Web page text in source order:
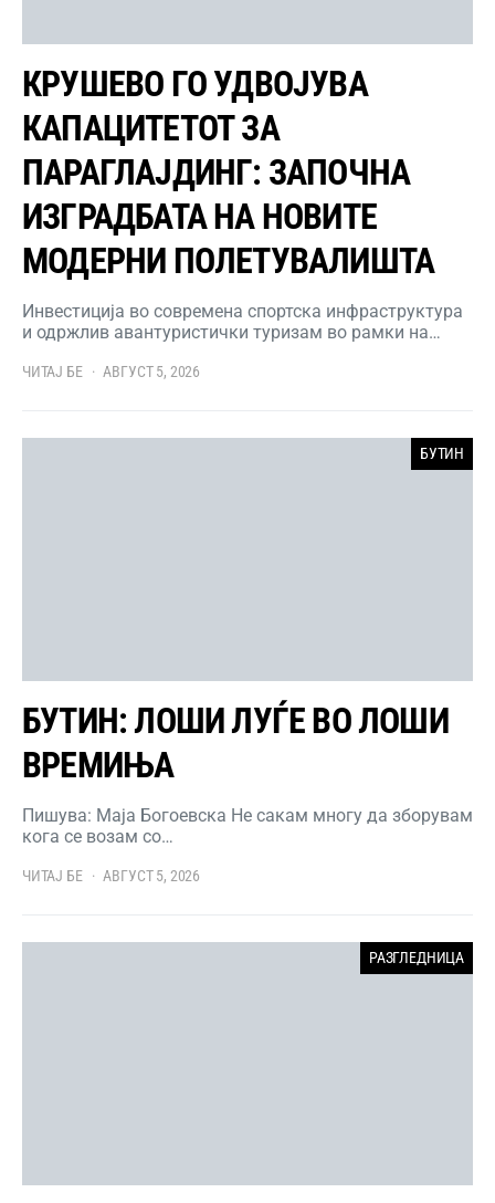
КРУШЕВО ГО УДВОЈУВА
КАПАЦИТЕТОТ ЗА
ПАРАГЛАЈДИНГ: ЗАПОЧНА
ИЗГРАДБАТА НА НОВИТЕ
МОДЕРНИ ПОЛЕТУВАЛИШТА
Инвестиција во современа спортска инфраструктура
и одржлив авантуристички туризам во рамки на…
ЧИТАЈ БЕ АВГУСТ 5, 2026
БУТИН
БУТИН: ЛОШИ ЛУЃЕ ВО ЛОШИ
ВРЕМИЊА
Пишува: Маја Богоевска Не сакам многу да зборувам
кога се возам со…
ЧИТАЈ БЕ АВГУСТ 5, 2026
РАЗГЛЕДНИЦА